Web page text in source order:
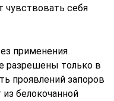
чувствовать себя
применения
разрешены только в
проявлений запоров
белокочанной